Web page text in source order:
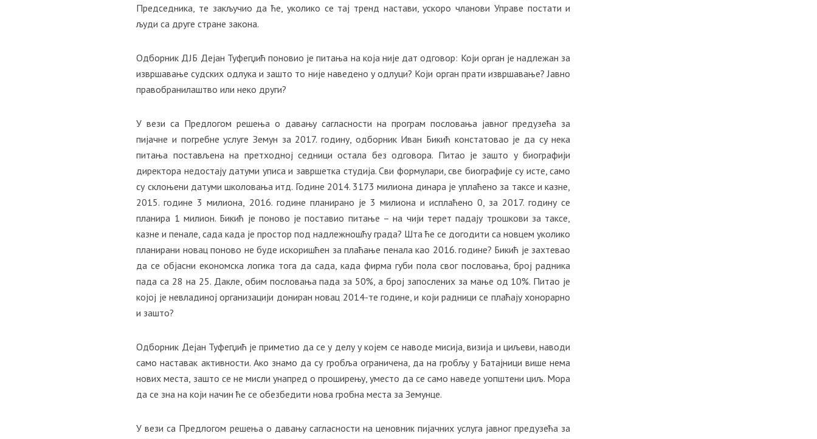
Председника, те закључио да ће, уколико се тај тренд настави, ускоро чланови Управе постати и
људи са друге стране закона.
Одборник ДЈБ Дејан Туфегџић поновио је питања на која није дат одговор: Који орган је надлежан за
извршавање судских одлука и зашто то није наведено у одлуци? Који орган прати извршавање? Јавно
правобранилаштво или неко други?
У вези са Предлогом решења о давању сагласности на програм пословања јавног предузећа за
пијачне и погребне услуге Земун за 2017. годину, одборник Иван Бикић констатовао је да су нека
питања постављена на претходној седници остала без одговора. Питао је зашто у биографији
директора недостају датуми уписа и завршетка студија. Сви формулари, све биографије су исте, само
су склоњени датуми школовања итд. Године 2014. 3173 милиона динара је уплаћено за таксе и казне,
2015. године 3 милиона, 2016. године планирано је 3 милиона и исплаћено 0, за 2017. годину се
планира 1 милион. Бикић је поново је поставио питање – на чији терет падају трошкови за таксе,
казне и пенале, сада када је простор под надлежношћу града? Шта ће се догодити са новцем уколико
планирани новац поново не буде искоришћен за плаћање пенала као 2016. године? Бикић је захтевао
да се објасни економска логика тога да сада, када фирма губи пола свог пословања, број радника
пада са 28 на 25. Дакле, обим пословања пада за 50%, а број запослених за мање од 10%. Питао је
којој је невладиној организацији дониран новац 2014-те године, и који радници се плаћају хонорарно
и зашто?
Одборник Дејан Туфегџић је приметио да се у делу у којем се наводе мисија, визија и циљеви, наводи
само наставак активности. Ако знамо да су гробља ограничена, да на гробљу у Батајници више нема
нових места, зашто се не мисли унапред о проширењу, уместо да се само наведе уопштени циљ. Мора
да се зна на који начин ће се обезбедити нова гробна места за Земунце.
У вези са Предлогом решења о давању сагласности на ценовник пијачних услуга јавног предузећа за